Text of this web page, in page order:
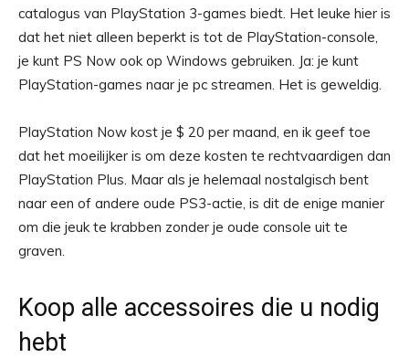
catalogus van PlayStation 3-games biedt. Het leuke hier is
dat het niet alleen beperkt is tot de PlayStation-console,
je kunt PS Now ook op Windows gebruiken. Ja: je kunt
PlayStation-games naar je pc streamen. Het is geweldig.
PlayStation Now kost je $ 20 per maand, en ik geef toe
dat het moeilijker is om deze kosten te rechtvaardigen dan
PlayStation Plus. Maar als je helemaal nostalgisch bent
naar een of andere oude PS3-actie, is dit de enige manier
om die jeuk te krabben zonder je oude console uit te
graven.
Koop alle accessoires die u nodig
hebt